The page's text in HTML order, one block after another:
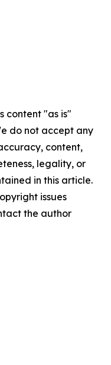
content "as is"
do not accept any
content,
legality, or
in this article.
issues
the author